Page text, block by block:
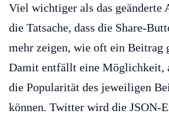
Viel wichtiger als das geänderte
die Tatsache, dass die Share-
mehr zeigen, wie oft ein Beitrag
Damit entfällt eine Möglichkeit,
die Popularität des jeweiligen
können. Twitter wird die JSON-